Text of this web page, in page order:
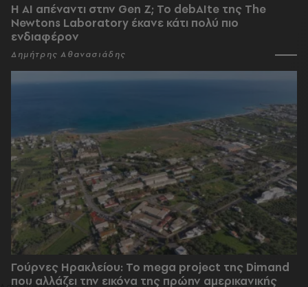
Η AI απέναντι στην Gen Z; Το debAIte της The
Newtons Laboratory έκανε κάτι πολύ πιο
ενδιαφέρον
Δημήτρης Αθανασιάδης
Γούρνες Ηρακλείου: To mega project της Dimand
που αλλάζει την εικόνα της πρώην αμερικανικής